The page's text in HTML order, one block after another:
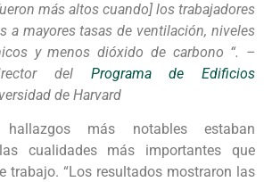
más altos cuando] los trabajadores
a mayores tasas de ventilación, niveles
y menos dióxido de carbono “. –
del Programa de Edificios
de Harvard
hallazgos más notables estaban
cualidades más importantes que
trabajo. “Los resultados mostraron las